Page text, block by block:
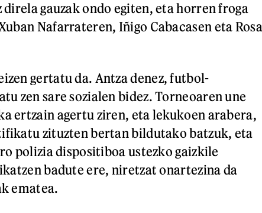
direla gauzak ondo egiten, eta horren froga
Nafarrateren, Iñigo Cabacasen eta Rosa
gertatu da. Antza denez, futbol-
zen sare sozialen bidez. Torneoaren une
ertzain agertu ziren, eta lekukoen arabera,
zituzten bertan bildutako batzuk, eta
polizia dispositiboa ustezko gaizkile
badute ere, niretzat onartezina da
ematea.